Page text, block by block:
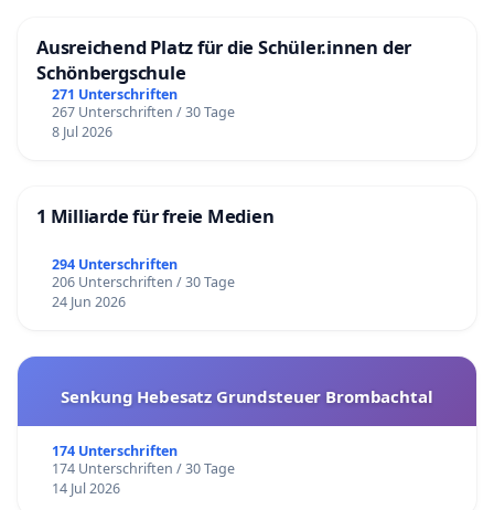
Ausreichend Platz für die Schüler.innen der
Schönbergschule
271 Unterschriften
267 Unterschriften / 30 Tage
8 Jul 2026
1 Milliarde für freie Medien
294 Unterschriften
206 Unterschriften / 30 Tage
24 Jun 2026
Senkung Hebesatz Grundsteuer Brombachtal
174 Unterschriften
174 Unterschriften / 30 Tage
14 Jul 2026